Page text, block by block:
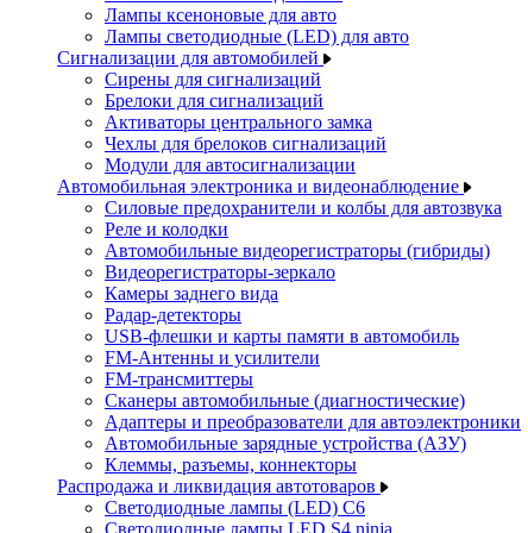
Лампы ксеноновые для авто
Лампы светодиодные (LED) для авто
Сигнализации для автомобилей
Сирены для сигнализаций
Брелоки для сигнализаций
Активаторы центрального замка
Чехлы для брелоков сигнализаций
Модули для автосигнализации
Автомобильная электроника и видеонаблюдение
Силовые предохранители и колбы для автозвука
Реле и колодки
Автомобильные видеорегистраторы (гибриды)
Видеорегистраторы-зеркало
Камеры заднего вида
Радар-детекторы
USB-флешки и карты памяти в автомобиль
FM-Антенны и усилители
FM-трансмиттеры
Сканеры автомобильные (диагностические)
Адаптеры и преобразователи для автоэлектроники
Автомобильные зарядные устройства (АЗУ)
Клеммы, разъемы, коннекторы
Распродажа и ликвидация автотоваров
Светодиодные лампы (LED) C6
Светодиодные лампы LED S4 ninja